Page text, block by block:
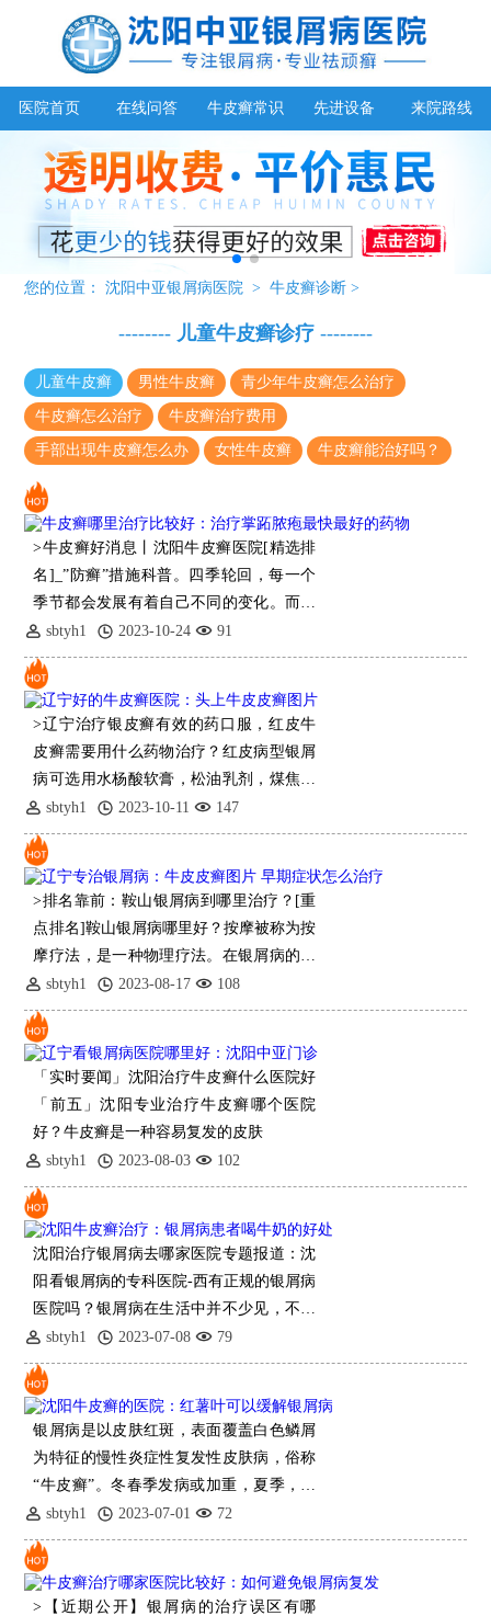
医院首页 在线问答 牛皮癣常识 先进设备 来院路线
您的位置：沈阳中亚银屑病医院 > 牛皮癣诊断>
-------- 儿童牛皮癣诊疗 --------
儿童牛皮癣 男性牛皮癣 青少年牛皮癣怎么治疗
牛皮癣怎么治疗 牛皮癣治疗费用
手部出现牛皮癣怎么办 女性牛皮癣 牛皮癣能治好吗？
>牛皮癣好消息丨沈阳牛皮癣医院[精选排
名]_”防癣”措施科普。四季轮回，每一个
季节都会发展有着自己不同的变化。而到
了一个春天更是影响到了世界万物复苏的
时候，可是
sbtyh1 2023-10-24 91
>辽宁治疗银皮癣有效的药口服，红皮牛
皮癣需要用什么药物治疗？红皮病型银屑
病可选用水杨酸软膏，松油乳剂，煤焦油
乳剂等涂擦患部。为增果，可使用疏肝理
气养血中草药对疾病有良好
sbtyh1 2023-10-11 147
>排名靠前：鞍山银屑病到哪里治疗？[重
点排名]鞍山银屑病哪里好？按摩被称为按
摩疗法，是一种物理疗法。在银屑病的治
疗中，用手指按摩从手腕到手指末端的皮
肤，用刷子
sbtyh1 2023-08-17 108
「实时要闻」沈阳治疗牛皮癣什么医院好
「前五」沈阳专业治疗牛皮癣哪个医院
好？牛皮癣是一种容易复发的皮肤
sbtyh1
2023-08-03 102
沈阳治疗银屑病去哪家医院专题报道：沈
阳看银屑病的专科医院-西有正规的银屑病
医院吗？银屑病在生活中并不少见，不管
是什么原因引起的，治疗都是很有必要
的。对于银屑病这种疾病，
sbtyh1 2023-07-08 79
银屑病是以皮肤红斑，表面覆盖白色鳞屑
为特征的慢性炎症性复发性皮肤病，俗称
“牛皮癣”。冬春季发病或加重，夏季，很
多人的皮疹就慢慢
sbtyh1 2023-07-01 72
>【近期公开】银屑病的治疗误区有哪